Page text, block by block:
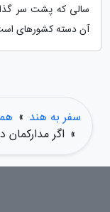
سالی که پشت سر
آن دسته کشورهای
سفر به هند »
» اگر